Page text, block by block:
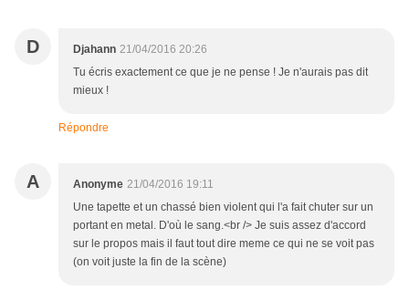
D Djahann 21/04/2016 20:26
Tu écris exactement ce que je ne pense ! Je n'aurais pas dit
mieux !
Répondre
A Anonyme 21/04/2016 19:11
Une tapette et un chassé bien violent qui l'a fait chuter sur un
portant en metal. D'où le sang.<br /> Je suis assez d'accord
sur le propos mais il faut tout dire meme ce qui ne se voit pas
(on voit juste la fin de la scène)